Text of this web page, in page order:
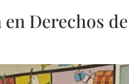
Derechos de